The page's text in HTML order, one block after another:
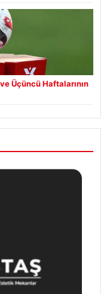
Üçüncü Haftalarının